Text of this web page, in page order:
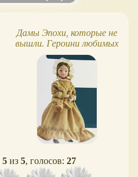
Дамы Эпохи, которые не
вышли. Героини любимых
книг. Джейн Эйр
5 из 5, голосов: 27